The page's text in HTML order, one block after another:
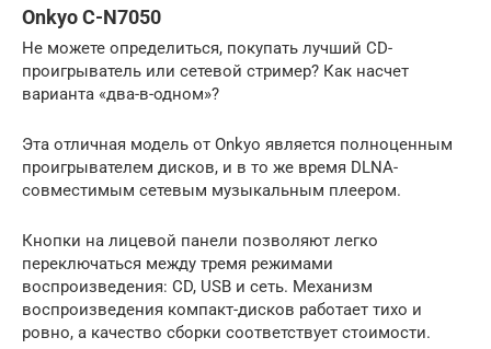
Onkyo С-N7050
Не можете определиться, покупать лучший CD-
проигрыватель или сетевой стример? Как насчет
варианта «два-в-одном»?
Эта отличная модель от Onkyo является полноценным
проигрывателем дисков, и в то же время DLNA-
совместимым сетевым музыкальным плеером.
Кнопки на лицевой панели позволяют легко
переключаться между тремя режимами
воспроизведения: CD, USB и сеть. Механизм
воспроизведения компакт-дисков работает тихо и
ровно, а качество сборки соответствует стоимости.